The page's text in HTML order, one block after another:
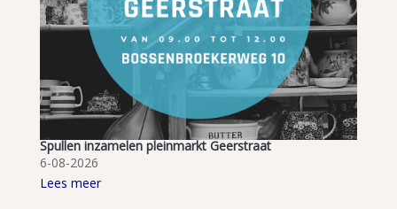
Spullen inzamelen pleinmarkt Geerstraat
6-08-2026
Lees meer